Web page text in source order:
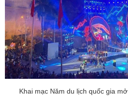
Khai mạc Năm du lịch quốc gia